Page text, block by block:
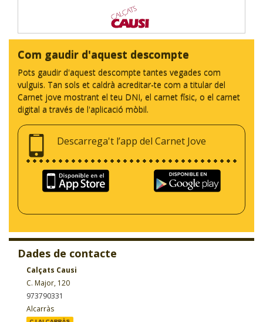
Com gaudir d'aquest descompte
Pots gaudir d'aquest descompte tantes vegades com
vulguis. Tan sols et caldrà acreditar-te com a titular del
Carnet jove mostrant el teu DNI, el carnet físic, o el carnet
digital a través de l'aplicació mòbil.
Descarrega't l’app del Carnet Jove
Dades de contacte
Calçats Causi
C. Major, 120
973790331
Alcarràs